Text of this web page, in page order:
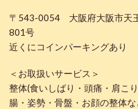
〒543-0054 大阪府大阪市天
801号
近くにコインパーキングあり
＜お取扱いサービス＞
整体(食いしばり・頭痛・肩こ
腸・姿勢・骨盤・お顔の整体な